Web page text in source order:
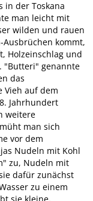
in der Toskana
man leicht mit
wilden und rauen
kommt,
Holzeinschlag und
"Butteri" genannte
das
Vieh auf dem
Jahrhundert
weitere
man sich
vor dem
Nudeln mit Kohl
zu, Nudeln mit
dafür zunächst
zu einem